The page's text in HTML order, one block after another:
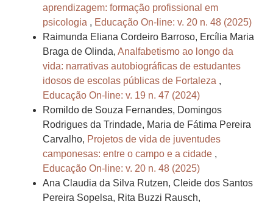
aprendizagem: formação profissional em
psicologia , Educação On-line: v. 20 n. 48 (2025)
Raimunda Eliana Cordeiro Barroso, Ercília Maria
Braga de Olinda, Analfabetismo ao longo da
vida: narrativas autobiográficas de estudantes
idosos de escolas públicas de Fortaleza ,
Educação On-line: v. 19 n. 47 (2024)
Romildo de Souza Fernandes, Domingos
Rodrigues da Trindade, Maria de Fátima Pereira
Carvalho, Projetos de vida de juventudes
camponesas: entre o campo e a cidade ,
Educação On-line: v. 20 n. 48 (2025)
Ana Claudia da Silva Rutzen, Cleide dos Santos
Pereira Sopelsa, Rita Buzzi Rausch,